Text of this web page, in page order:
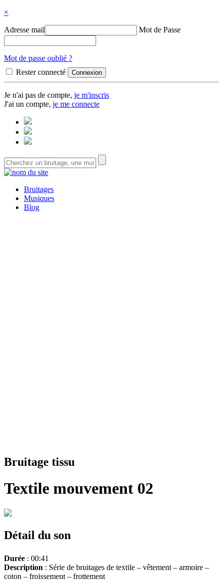
×
Adresse mail Mot de Passe
Mot de passe oublié ?
Rester connecté
Je n'ai pas de compte, je m'inscris
J'ai un compte, je me connecte
Bruitages
Musiques
Blog
Bruitage tissu
Textile mouvement 02
Détail du son
Durée : 00:41
Description : Série de bruitages de textile – vêtement – armoire –
coton – froissement – frottement